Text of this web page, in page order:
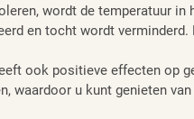
wordt de temperatuur in
en tocht wordt
ook positieve effecten op
waardoor u kunt genieten